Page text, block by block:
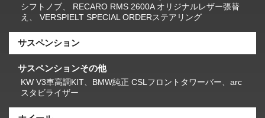
シフトノブ、 RECARO RMS 2600A オリジナルレザー張替
え、 VERSPIELT SPECIAL ORDERステアリング
サスペンション
サスペンションその他
KW V3車高調KIT、BMW純正 CSLフロントタワーバー、arc
スタビライザー